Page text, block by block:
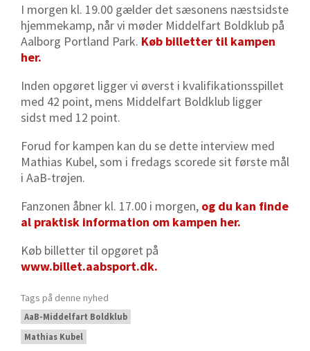
I morgen kl. 19.00 gælder det sæsonens næstsidste
hjemmekamp, når vi møder Middelfart Boldklub på
Aalborg Portland Park. Køb billetter til kampen
her.
Inden opgøret ligger vi øverst i kvalifikationsspillet
med 42 point, mens Middelfart Boldklub ligger
sidst med 12 point.
Forud for kampen kan du se dette interview med
Mathias Kubel, som i fredags scorede sit første mål
i AaB-trøjen.
Fanzonen åbner kl. 17.00 i morgen, og du kan finde
al praktisk information om kampen her.
Køb billetter til opgøret på
www.billet.aabsport.dk.
Tags på denne nyhed
AaB-Middelfart Boldklub
Mathias Kubel